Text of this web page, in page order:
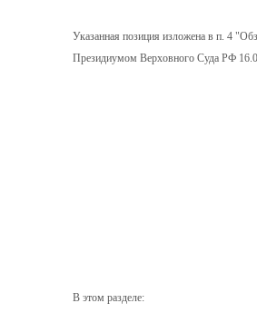
Указанная позиция изложена в п. 4
Президиумом Верховного Суда РФ
В этом разделе: